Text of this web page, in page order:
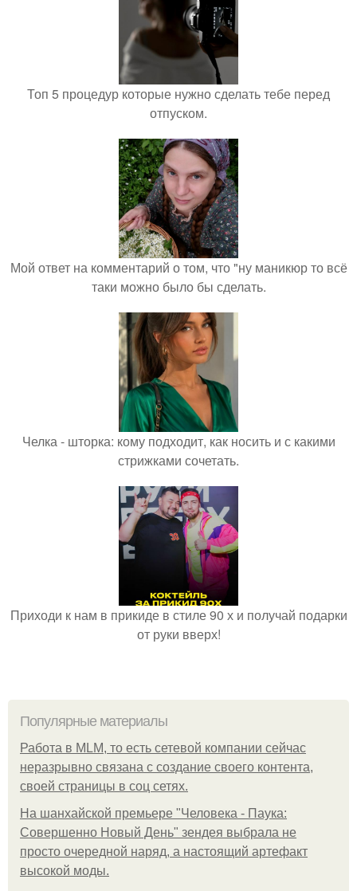
Топ 5 процедур которые нужно сделать тебе перед
отпуском.
Мой ответ на комментарий о том, что "ну маникюр то всё
таки можно было бы сделать.
Челка - шторка: кому подходит, как носить и с какими
стрижками сочетать.
Приходи к нам в прикиде в стиле 90 х и получай подарки
от руки вверх!
Популярные материалы
Работа в MLM, то есть сетевой компании сейчас
неразрывно связана с создание своего контента,
своей страницы в соц сетях.
На шанхайской премьере "Человека - Паука:
Совершенно Новый День" зендея выбрала не
просто очередной наряд, а настоящий артефакт
высокой моды.